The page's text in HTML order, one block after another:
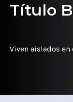
Título
Viven aislados en